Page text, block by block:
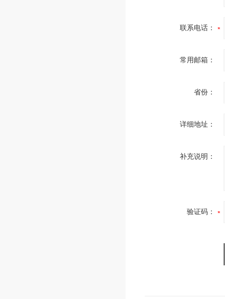
联系电话：
常用邮箱：
省份：
详细地址：
补充说明：
验证码：